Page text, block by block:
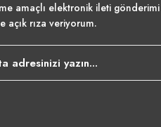
amaçlı elektronik ileti gönderimi
açık rıza veriyorum.